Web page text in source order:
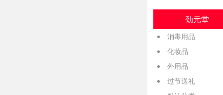
劲元堂
消毒用品
化妆品
外用品
过节送礼